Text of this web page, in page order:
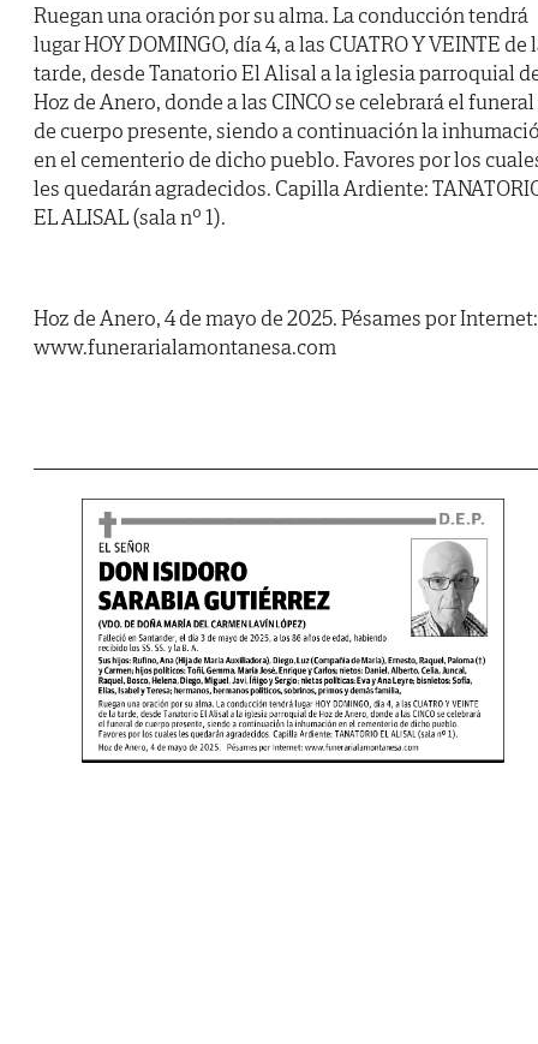
Ruegan una oración por su alma. La conducción tendrá
lugar HOY DOMINGO, día 4, a las CUATRO Y VEINTE de
tarde, desde Tanatorio El Alisal a la iglesia parroquial
Hoz de Anero, donde a las CINCO se celebrará el funeral
de cuerpo presente, siendo a continuación la
en el cementerio de dicho pueblo. Favores por los
les quedarán agradecidos. Capilla Ardiente:
EL ALISAL (sala nº 1).
Hoz de Anero, 4 de mayo de 2025. Pésames por Internet:
www.funerarialamontanesa.com